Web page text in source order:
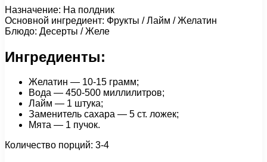
Назначение: На полдник
Основной ингредиент: Фрукты / Лайм / Желатин
Блюдо: Десерты / Желе
Ингредиенты:
Желатин — 10-15 грамм;
Вода — 450-500 миллилитров;
Лайм — 1 штука;
Заменитель сахара — 5 ст. ложек;
Мята — 1 пучок.
Количество порций: 3-4